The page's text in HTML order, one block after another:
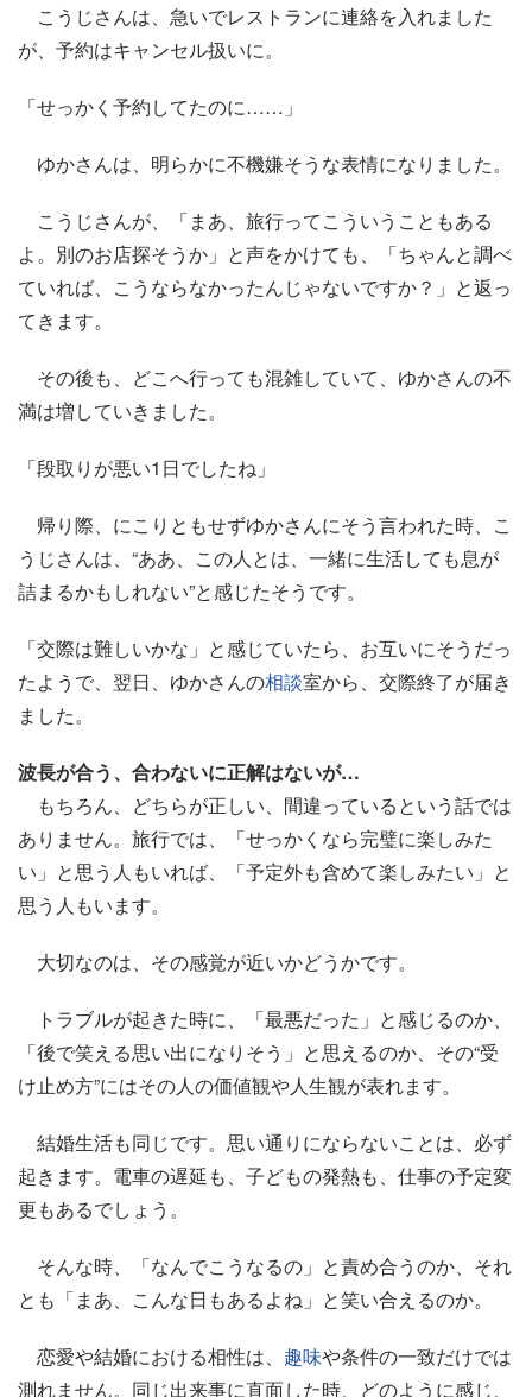
こうじさんは、急いでレストランに連絡を入れました
が、予約はキャンセル扱いに。
「せっかく予約してたのに……」
ゆかさんは、明らかに不機嫌そうな表情になりました。
こうじさんが、「まあ、旅行ってこういうこともある
よ。別のお店探そうか」と声をかけても、「ちゃんと調べ
ていれば、こうならなかったんじゃないですか？」と返っ
てきます。
その後も、どこへ行っても混雑していて、ゆかさんの不
満は増していきました。
「段取りが悪い1日でしたね」
帰り際、にこりともせずゆかさんにそう言われた時、こ
うじさんは、“ああ、この人とは、一緒に生活しても息が
詰まるかもしれない”と感じたそうです。
「交際は難しいかな」と感じていたら、お互いにそうだっ
たようで、翌日、ゆかさんの相談室から、交際終了が届き
ました。
波長が合う、合わないに正解はないが…
もちろん、どちらが正しい、間違っているという話では
ありません。旅行では、「せっかくなら完璧に楽しみた
い」と思う人もいれば、「予定外も含めて楽しみたい」と
思う人もいます。
大切なのは、その感覚が近いかどうかです。
トラブルが起きた時に、「最悪だった」と感じるのか、
「後で笑える思い出になりそう」と思えるのか、その“受
け止め方”にはその人の価値観や人生観が表れます。
結婚生活も同じです。思い通りにならないことは、必ず
起きます。電車の遅延も、子どもの発熱も、仕事の予定変
更もあるでしょう。
そんな時、「なんでこうなるの」と責め合うのか、それ
とも「まあ、こんな日もあるよね」と笑い合えるのか。
恋愛や結婚における相性は、 趣味や条件の一致だけでは
測れません。同じ出来事に直面した時、どのように感じ、